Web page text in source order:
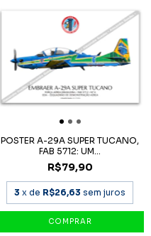
POSTER A-29A SUPER TUCANO,
FAB 5712: UM...
R$79,90
3 x de R$26,63 sem juros